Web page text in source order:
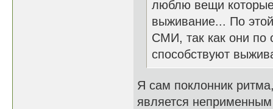
люблю вещи
выживание... По
СМИ, так как они по
способствуют
Я сам поклонник
является